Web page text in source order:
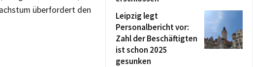
überfordert den
Leipzig legt
Personalbericht vor:
Zahl der Beschäftigten
ist schon 2025
gesunken